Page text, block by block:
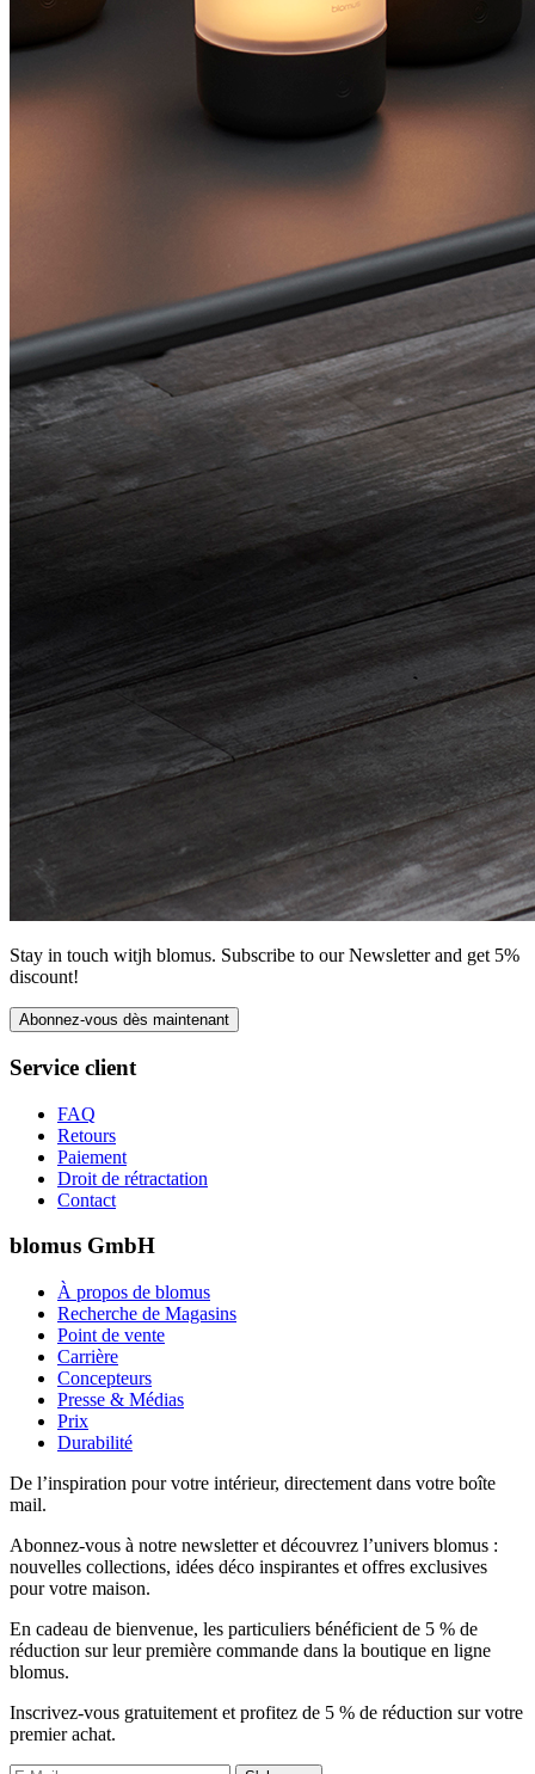
Stay in touch witjh blomus. Subscribe to our Newsletter and get 5%
discount!
Abonnez-vous dès maintenant
Service client
FAQ
Retours
Paiement
Droit de rétractation
Contact
blomus GmbH
À propos de blomus
Recherche de Magasins
Point de vente
Carrière
Concepteurs
Presse & Médias
Prix
Durabilité
De l’inspiration pour votre intérieur, directement dans votre boîte
mail.
Abonnez-vous à notre newsletter et découvrez l’univers blomus :
nouvelles collections, idées déco inspirantes et offres exclusives
pour votre maison.
En cadeau de bienvenue, les particuliers bénéficient de 5 % de
réduction sur leur première commande dans la boutique en ligne
blomus.
Inscrivez-vous gratuitement et profitez de 5 % de réduction sur votre
premier achat.